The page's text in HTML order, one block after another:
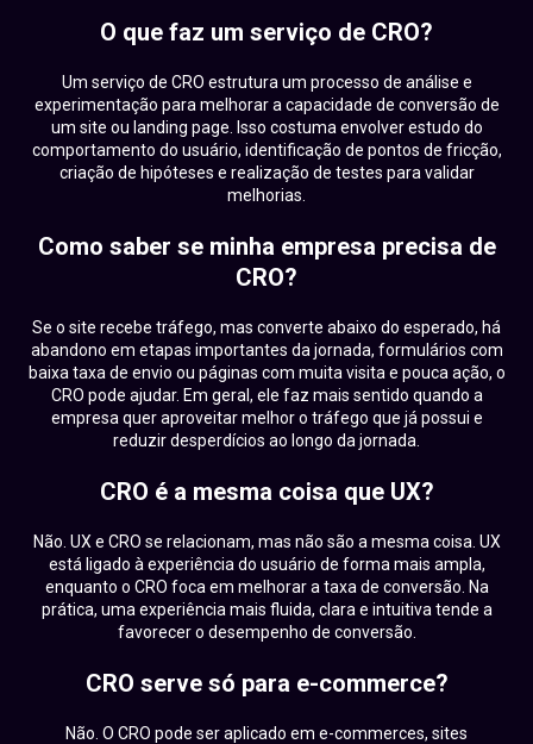
O que faz um serviço de CRO?
Um serviço de CRO estrutura um processo de análise e
experimentação para melhorar a capacidade de conversão de
um site ou landing page. Isso costuma envolver estudo do
comportamento do usuário, identificação de pontos de fricção,
criação de hipóteses e realização de testes para validar
melhorias.
Como saber se minha empresa precisa de
CRO?
Se o site recebe tráfego, mas converte abaixo do esperado, há
abandono em etapas importantes da jornada, formulários com
baixa taxa de envio ou páginas com muita visita e pouca ação, o
CRO pode ajudar. Em geral, ele faz mais sentido quando a
empresa quer aproveitar melhor o tráfego que já possui e
reduzir desperdícios ao longo da jornada.
CRO é a mesma coisa que UX?
Não. UX e CRO se relacionam, mas não são a mesma coisa. UX
está ligado à experiência do usuário de forma mais ampla,
enquanto o CRO foca em melhorar a taxa de conversão. Na
prática, uma experiência mais fluida, clara e intuitiva tende a
favorecer o desempenho de conversão.
CRO serve só para e-commerce?
Não. O CRO pode ser aplicado em e-commerces, sites